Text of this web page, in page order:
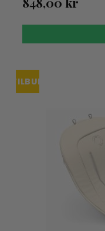
TILBUDUDSOLGT